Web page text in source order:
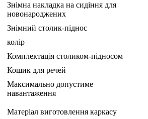
Знімна накладка на сидіння для
новонароджених
Знімний столик-піднос
колір
Комплектація столиком-підносом
Кошик для речей
Максимально допустиме
навантаження
Матеріал виготовлення каркасу